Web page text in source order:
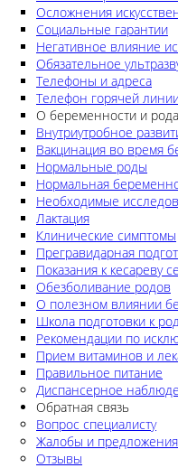
Осложнения
Социальные гарантии
Негативное влияние
Обязательное
Телефоны и адреса
Телефон горячей
О беременности и
Внутриутробное
Вакцинация во время
Нормальные роды
Нормальная
Необходимые
Лактация
Клинические симптомы
Прегравидарная
Показания к кесареву
Обезболивание родов
О полезном влиянии
Школа подготовки к
Рекомендации по
Прием витаминов и
Правильное питание
Диспансерное
Обратная связь
Вопрос специалисту
Жалобы и предложения
Отзывы